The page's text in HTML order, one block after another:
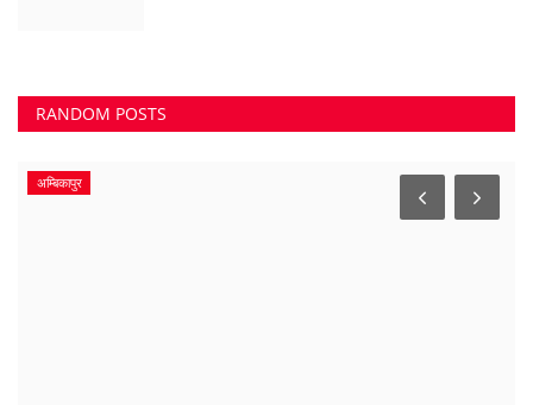
RANDOM POSTS
अम्बिकापुर